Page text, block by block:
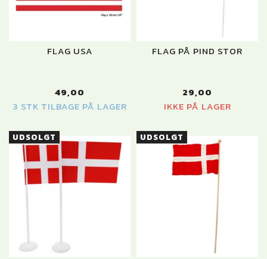
FLAG USA
49,00
3 STK TILBAGE PÅ LAGER
FLAG PÅ PIND STOR
29,00
IKKE PÅ LAGER
UDSOLGT UDSOLGT